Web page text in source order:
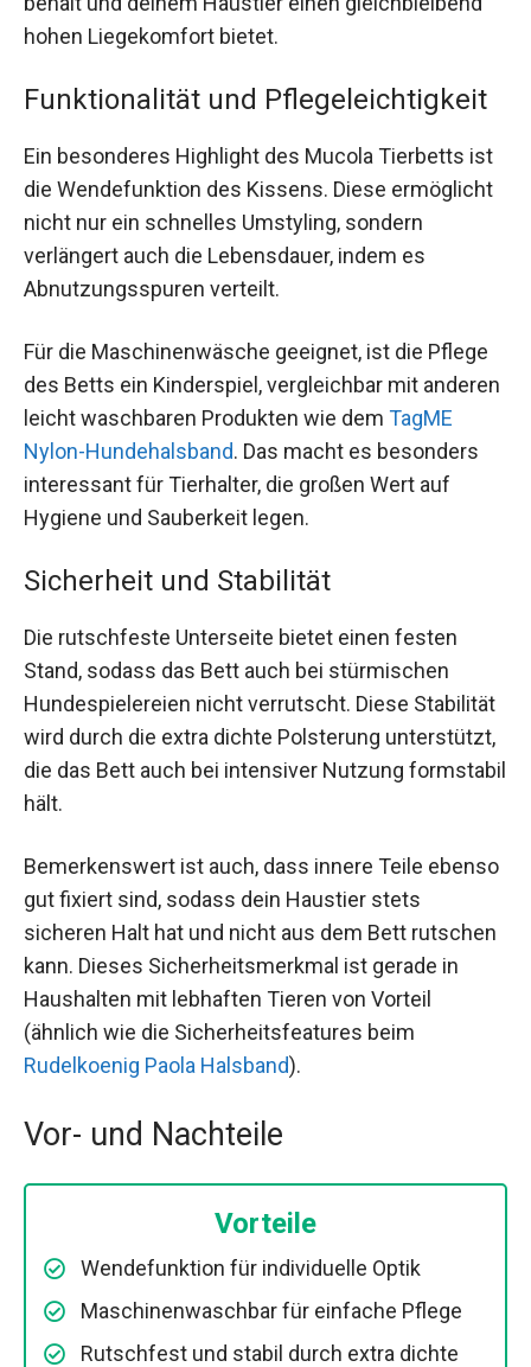
hohen Liegekomfort bietet.
Funktionalität und Pflegeleichtigkeit
Ein besonderes Highlight des Mucola Tierbetts ist
die Wendefunktion des Kissens. Diese ermöglicht
nicht nur ein schnelles Umstyling, sondern
verlängert auch die Lebensdauer, indem es
Abnutzungsspuren verteilt.
Für die Maschinenwäsche geeignet, ist die Pflege
des Betts ein Kinderspiel, vergleichbar mit anderen
leicht waschbaren Produkten wie dem TagME
Nylon-Hundehalsband. Das macht es besonders
interessant für Tierhalter, die großen Wert auf
Hygiene und Sauberkeit legen.
Sicherheit und Stabilität
Die rutschfeste Unterseite bietet einen festen
Stand, sodass das Bett auch bei stürmischen
Hundespielereien nicht verrutscht. Diese Stabilität
wird durch die extra dichte Polsterung unterstützt,
die das Bett auch bei intensiver Nutzung formstabil
hält.
Bemerkenswert ist auch, dass innere Teile ebenso
gut fixiert sind, sodass dein Haustier stets
sicheren Halt hat und nicht aus dem Bett rutschen
kann. Dieses Sicherheitsmerkmal ist gerade in
Haushalten mit lebhaften Tieren von Vorteil
(ähnlich wie die Sicherheitsfeatures beim
Rudelkoenig Paola Halsband).
Vor- und Nachteile
Vorteile
Wendefunktion für individuelle Optik
Maschinenwaschbar für einfache Pflege
Rutschfest und stabil durch extra dichte